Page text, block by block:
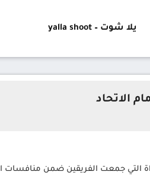
يلا شوت – yalla shoot
الاتحاد
التي جمعت الفريقين ضمن منافسات